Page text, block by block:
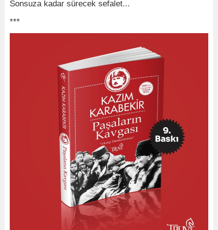
Sonsuza kadar sürecek sefalet...
***